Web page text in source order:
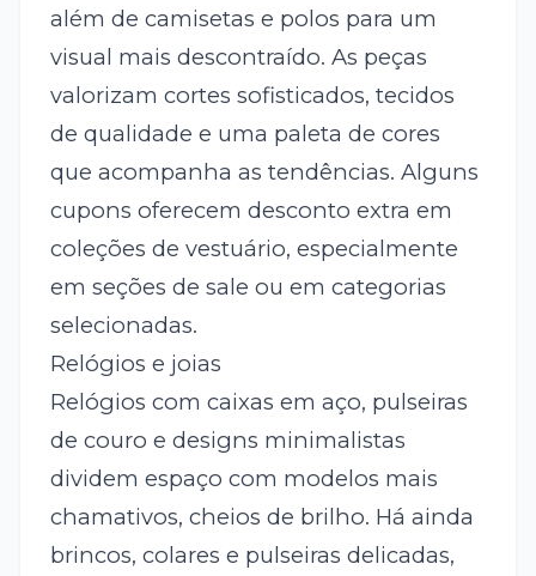
além de camisetas e polos para um
visual mais descontraído. As peças
valorizam cortes sofisticados, tecidos
de qualidade e uma paleta de cores
que acompanha as tendências. Alguns
cupons oferecem desconto extra em
coleções de vestuário, especialmente
em seções de sale ou em categorias
selecionadas.
Relógios e joias
Relógios com caixas em aço, pulseiras
de couro e designs minimalistas
dividem espaço com modelos mais
chamativos, cheios de brilho. Há ainda
brincos, colares e pulseiras delicadas,